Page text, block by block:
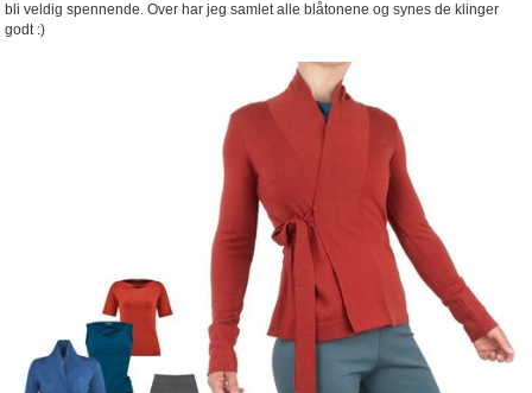
bli veldig spennende. Over har jeg samlet alle blåtonene og synes de klinger
godt :)